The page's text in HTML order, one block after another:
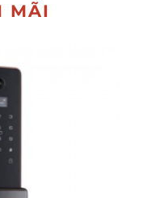
MÃI